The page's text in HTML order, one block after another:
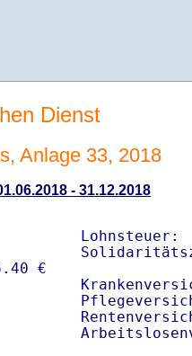
Dienst
Anlage 33, 2018
- 31.12.2018